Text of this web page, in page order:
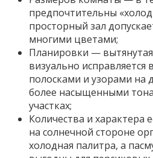
предпочтительны
просторный зал
многими цветами;
Планировки —
визуально
полосками и узорами на
более насыщенными
участках;
Количества и характера
на солнечной стороне
холодная палитра, а